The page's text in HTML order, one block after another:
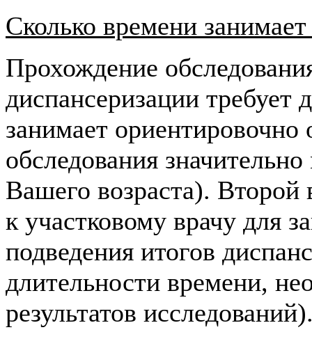
Сколько времени
Прохождение
диспансеризации требует
занимает
обследования
Вашего возраста). Второй
к участковому врачу для
подведения итогов
длительности времени,
результатов